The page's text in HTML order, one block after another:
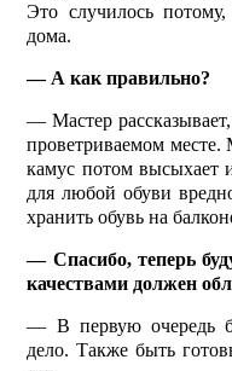
Это случилось
дома.
— А как правильно?
— Мастер
проветриваемом месте.
камус потом высыхает
для любой обу­ви
хранить обувь на
— Спасибо, теперь
качествами должен
— В первую очередь
дело. Также быть